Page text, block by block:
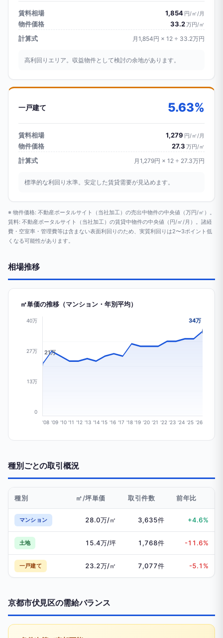
賃料相場 1,854 円/㎡/月
物件価格 33.2万円/㎡
計算式 月1,854円 × 12 ÷ 33.2万円
高利回りエリア。収益物件として検討の余地があります。
一戸建て 5.63%
賃料相場 1,279 円/㎡/月
物件価格 27.3 万円/㎡
計算式 月1,279円 × 12 ÷ 27.3万円
標準的な利回り水準。安定した賃貸需要が見込めます。
※ 物件価格: 不動産ポータルサイト（当社加工）の売出中物件の中央値（万円/㎡）。
賃料: 不動産ポータルサイト（当社加工）の賃貸中物件の中央値（円/㎡/月）。諸経
費・空室率・管理費等は含まない表面利回りのため、実質利回りは2〜3ポイント低
くなる可能性があります。
相場推移
㎡単価の推移（マンション・年別平均）
40万
27万
13万
0
21万
34万
'08 '09 '10 '11 '12 '13 '14 '15 '16 '17 '18 '19 '20 '21 '22 '23 '24 '25 '26
種別ごとの取引概況
種別 ㎡/坪単価 取引件数 前年比
マンション 28.0万/㎡ 3,635件 +4.6%
土地 15.4万/坪 1,768件 -11.6%
一戸建て 23.2万/㎡ 7,077件 -5.1%
京都市伏見区の需給バランス